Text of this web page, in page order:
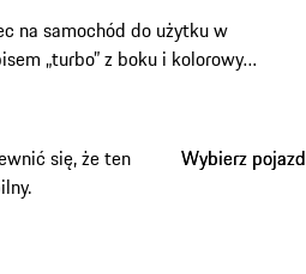
na samochód do użytku w
„turbo” z boku i kolorowym
się, że ten
Wybierz pojazd
Wybierz pojazd